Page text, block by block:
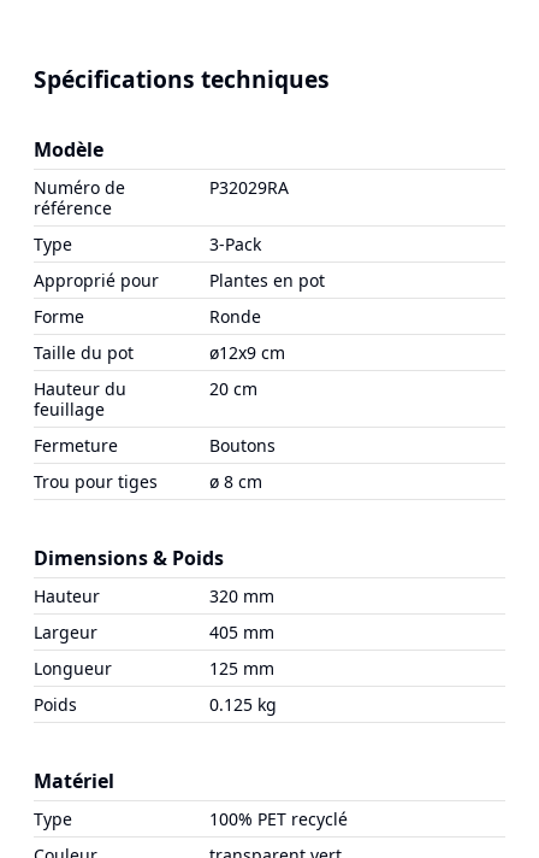
Spécifications techniques
Modèle
Numéro de
référence
P32029RA
Type
3-Pack
Approprié pour
Plantes en pot
Forme
Ronde
Taille du pot
ø12x9 cm
Hauteur du
feuillage
20 cm
Fermeture
Boutons
Trou pour tiges
ø 8 cm
Dimensions & Poids
Hauteur
320 mm
Largeur
405 mm
Longueur
125 mm
Poids
0.125 kg
Matériel
Type
100% PET recyclé